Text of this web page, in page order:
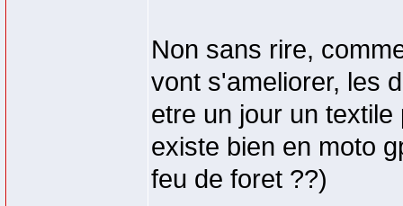
Non sans rire,
vont s'ameliorer, les
etre un jour un
existe bien en moto
feu de foret ??)